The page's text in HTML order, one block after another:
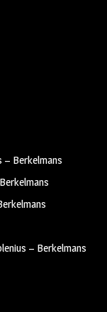
– Berkelmans
– Berkelmans